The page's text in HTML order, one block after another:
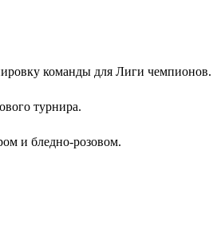
команды для Лиги чемпионов.
турнира.
и бледно-розовом.